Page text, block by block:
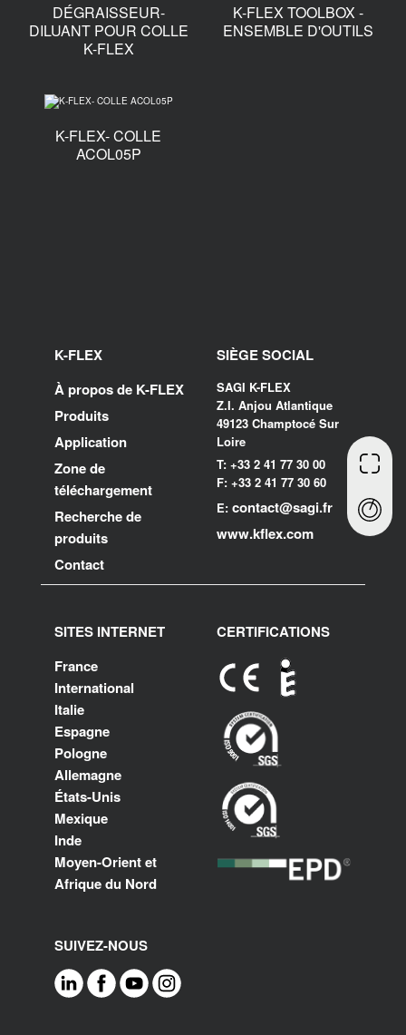
DÉGRAISSEUR-
DILUANT POUR COLLE
K-FLEX
K-FLEX TOOLBOX -
ENSEMBLE D'OUTILS
K-FLEX- COLLE
ACOL05P
K-FLEX
À propos de K-FLEX
Produits
Application
Zone de
téléchargement
Recherche de
produits
Contact
SIÈGE SOCIAL
SAGI K-FLEX
Z.I. Anjou Atlantique
49123 Champtocé Sur
Loire
T: +33 2 41 77 30 00
F: +33 2 41 77 30 60
E: contact@sagi.fr
www.kflex.com
SITES INTERNET
France
International
Italie
Espagne
Pologne
Allemagne
États-Unis
Mexique
Inde
Moyen-Orient et
Afrique du Nord
CERTIFICATIONS
SUIVEZ-NOUS